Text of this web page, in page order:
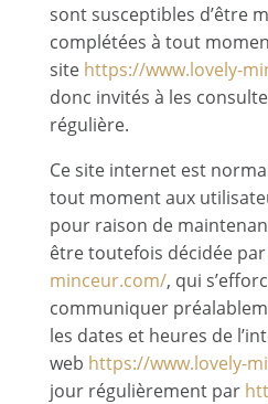
sont susceptibles d’être
complétées à tout
site https://www.lovely-
donc invités à les
régulière.
Ce site internet est
tout moment aux
pour raison de
être toutefois décidée par
minceur.com/, qui
communiquer
les dates et heures de
web https://www.lovely-
jour régulièrement par